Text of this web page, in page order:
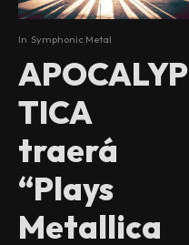
In Symphonic Metal
APOCALYP
TICA
traerá
“Plays
Metallica